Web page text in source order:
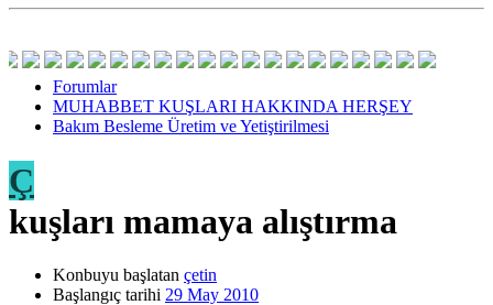
Forumlar
MUHABBET KUŞLARI HAKKINDA HERŞEY
Bakım Besleme Üretim ve Yetiştirilmesi
Ç
kuşları mamaya alıştırma
Konbuyu başlatan çetin
Başlangıç tarihi 29 May 2010